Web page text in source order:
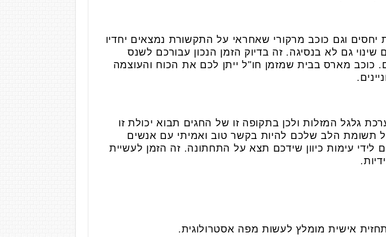
יחסים וגם כוכב מרקורי שאחראי על התקשורת נמצאים יחדיו
גם לא בנסיגה. זה בדיוק הזמן הנכון עבורכם לשנס
כוכב מארס בבית שמזמן חו"ל ייתן לכם את הכוח והעוצמה
גלגל המזלות ולכן בתקופה זו של החגים תבוא יכולת זו
כל תשומת הלב שלכם להיות בקשר טוב ואמיתי עם אנשים
עימות כיוון שידכם תצא על התחתונה. זה הזמן לעשיית
אישית מומלץ לעשות מפה אסטרולוגית.